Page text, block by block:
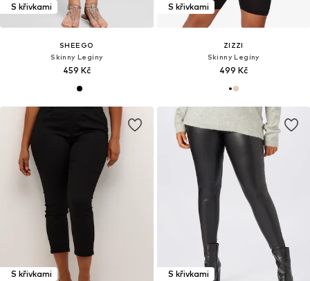
S křivkami
SHEEGO
Skinny Legíny
459 Kč
S křivkami
ZIZZI
Skinny Legíny
499 Kč
S křivkami
S křivkami